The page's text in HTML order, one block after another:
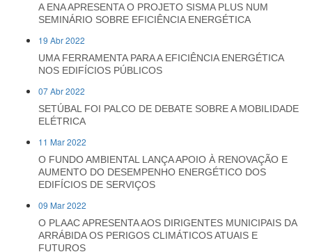
A ENA APRESENTA O PROJETO SISMA PLUS NUM
SEMINÁRIO SOBRE EFICIÊNCIA ENERGÉTICA
19 Abr 2022
UMA FERRAMENTA PARA A EFICIÊNCIA ENERGÉTICA
NOS EDIFÍCIOS PÚBLICOS
07 Abr 2022
SETÚBAL FOI PALCO DE DEBATE SOBRE A MOBILIDADE
ELÉTRICA
11 Mar 2022
O FUNDO AMBIENTAL LANÇA APOIO À RENOVAÇÃO E
AUMENTO DO DESEMPENHO ENERGÉTICO DOS
EDIFÍCIOS DE SERVIÇOS
09 Mar 2022
O PLAAC APRESENTA AOS DIRIGENTES MUNICIPAIS DA
ARRÁBIDA OS PERIGOS CLIMÁTICOS ATUAIS E
FUTUROS